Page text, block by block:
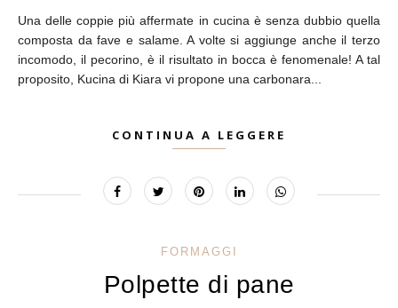
Una delle coppie più affermate in cucina è senza dubbio quella
composta da fave e salame. A volte si aggiunge anche il terzo
incomodo, il pecorino, è il risultato in bocca è fenomenale! A tal
proposito, Kucina di Kiara vi propone una carbonara...
CONTINUA A LEGGERE
FORMAGGI
Polpette di pane